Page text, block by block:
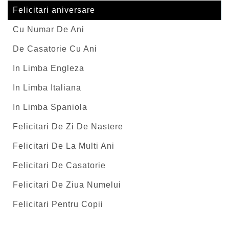
Felicitari aniversare
Cu Numar De Ani
De Casatorie Cu Ani
In Limba Engleza
In Limba Italiana
In Limba Spaniola
Felicitari De Zi De Nastere
Felicitari De La Multi Ani
Felicitari De Casatorie
Felicitari De Ziua Numelui
Felicitari Pentru Copii